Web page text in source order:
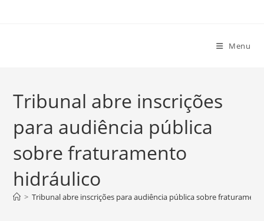
Menu
Tribunal abre inscrições
para audiência pública
sobre fraturamento
hidráulico
> Tribunal abre inscrições para audiência pública sobre